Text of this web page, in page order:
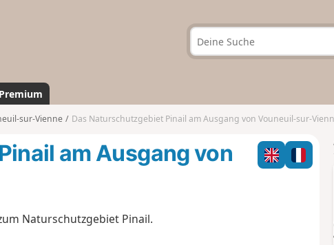
Premium
sur-Vienne Das Naturschutzgebiet Pinail am Ausgang von Vouneuil-sur-
am Ausgang von
Naturschutzgebiet Pinail.